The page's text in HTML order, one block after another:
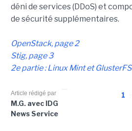
déni de services (DDoS) et
de sécurité supplémentaires.
OpenStack, page 2
Stig, page 3
2e partie : Linux Mint et GlusterFS
1
Article rédigé par
M.G. avec IDG
News Service